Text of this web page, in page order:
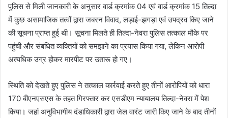
पुलिस से मिली जानकारी के अनुसार वार्ड क्रमांक 04 एवं वार्ड क्रमांक 15 तिल्दा
में कुछ असामाजिक तत्वों द्वारा जबरन विवाद, लड़ाई-झगड़ा एवं उपद्रव किए जाने
की सूचना प्राप्त हुई थी। सूचना मिलते ही तिल्दा-नेवरा पुलिस तत्काल मौके पर
पहुंची और संबंधित व्यक्तियों को समझाने का प्रयास किया गया, लेकिन आरोपी
अत्यधिक उग्र होकर मारपीट पर उतारू हो गए।
स्थिति को देखते हुए पुलिस ने तत्काल कार्रवाई करते हुए तीनों आरोपियों को धारा
170 बीएनएसएस के तहत गिरफ्तार कर एसडीएम न्यायालय तिल्दा-नेवरा में पेश
किया। जहां अनुविभागीय दंडाधिकारी द्वारा जेल वारंट जारी किए जाने के बाद तीनों